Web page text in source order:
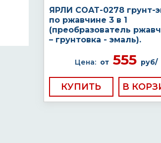
ЯРЛИ СОАТ-0278 грунт-
по ржавчине 3 в 1
(преобразователь
– грунтовка - эмаль).
Цена: от555 руб/
КУПИТЬ